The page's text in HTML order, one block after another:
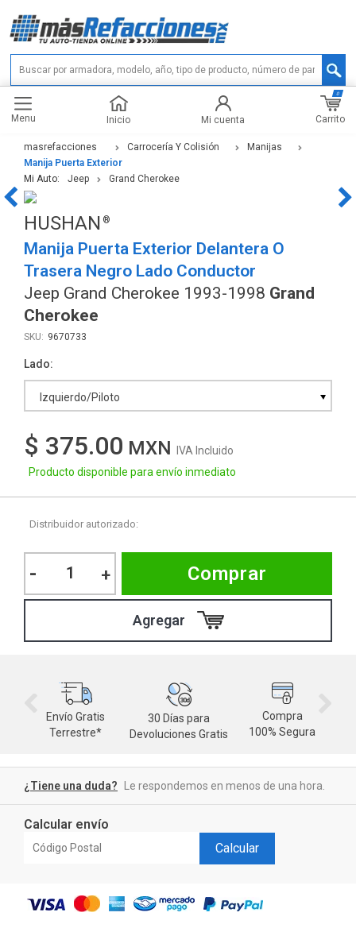
Menu Inicio Mi cuenta Carrito
0
masrefacciones Carrocería Y Colisión
Manijas
Manija Puerta Exterior
Mi Auto:
Jeep Grand Cherokee
HUSHAN
Manija Puerta Exterior Delantera O
Trasera Negro Lado Conductor
Jeep Grand Cherokee 1993-1998 Grand
Cherokee
9670733
Lado
Izquierdo/Piloto
$ 375.00
IVA Incluido
Producto disponible para envío inmediato
Distribuidor autorizado:
- + Comprar
Envío Gratis
Terrestre*
30 Días para
Devoluciones Gratis
Compra
100% Segura
¿Tiene una duda? Le respondemos en menos de una hora.
Calcular envío
Calcular